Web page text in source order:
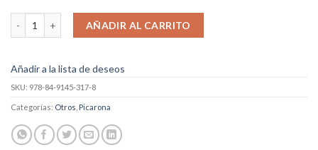
El gato gafado cantidad
AÑADIR AL CARRITO
Añadir a la lista de deseos
SKU: 978-84-9145-317-8
Categorías: Otros Picarona